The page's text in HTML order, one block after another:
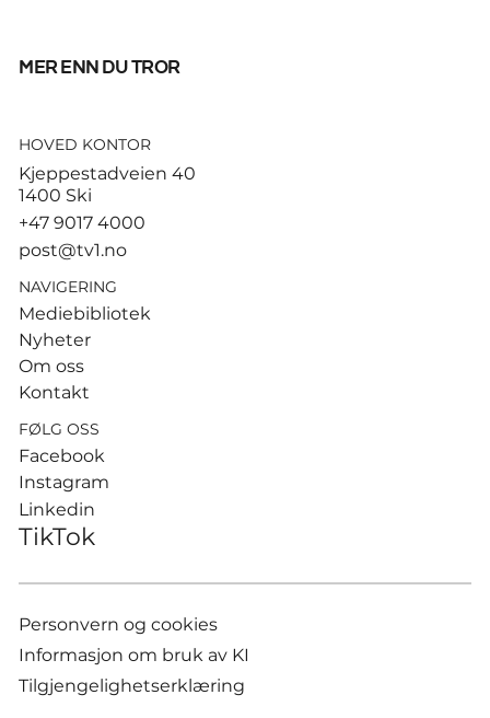
God start for de norske
Hamburg
mer enn du tror
HOVED KONTOR
Kjeppestadveien 40
1400 Ski
+47 9017 4000
post@tv1.no
NAVIGERING
Mediebibliotek
Nyheter
Om oss
Kontakt
FØLG OSS
Facebook
Instagram
Linkedin
TikTok
Personvern og cookies
Informasjon om bruk av KI
Tilgjengelighetserklæring